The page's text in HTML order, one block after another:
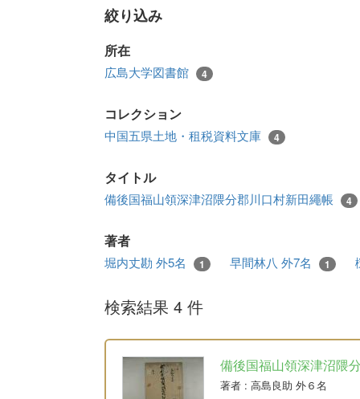
絞り込み
所在
広島大学図書館 4
コレクション
中国五県土地・租税資料文庫 4
タイトル
備後国福山領深津沼隈分郡川口村新田繩帳 4
著者
堀内丈勘 外5名 1 早間林八 外7名 1
検索結果 4 件
備後国福山領深津沼隈
著者 : 高島良助 外６名